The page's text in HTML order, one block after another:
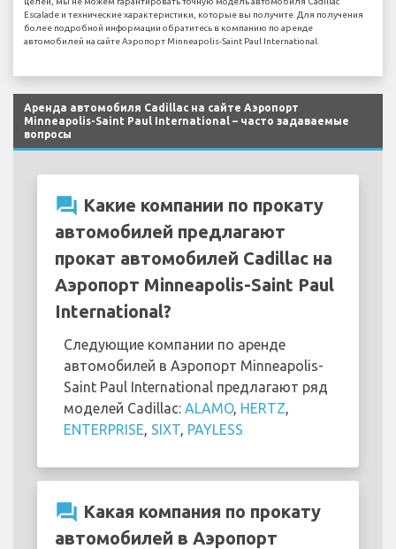
Escalade и технические характеристики, которые вы получите. Для получения
более подробной информации обратитесь в компанию по аренде
автомобилей на сайте Аэропорт Minneapolis-Saint Paul International.
Аренда автомобиля Cadillac на сайте Аэропорт
Minneapolis-Saint Paul International – часто задаваемые
вопросы
question_answer Какие компании по прокату
автомобилей предлагают
прокат автомобилей Cadillac на
Аэропорт Minneapolis-Saint Paul
International?
Следующие компании по аренде
автомобилей в Аэропорт Minneapolis-
Saint Paul International предлагают ряд
моделей Cadillac: ALAMO, HERTZ
ENTERPRISE SIXT PAYLESS
question_answer Какая компания по прокату
автомобилей в Аэропорт